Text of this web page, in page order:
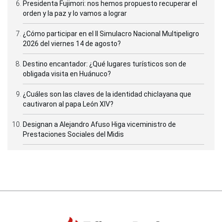
Presidenta Fujimori: nos hemos propuesto recuperar el
orden y la paz y lo vamos a lograr
¿Cómo participar en el II Simulacro Nacional Multipeligro
2026 del viernes 14 de agosto?
Destino encantador: ¿Qué lugares turísticos son de
obligada visita en Huánuco?
¿Cuáles son las claves de la identidad chiclayana que
cautivaron al papa León XIV?
Designan a Alejandro Afuso Higa viceministro de
Prestaciones Sociales del Midis